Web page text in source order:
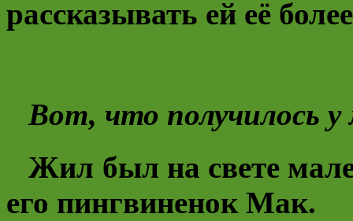
рассказывать ей её
Вот, что получилось у
Жил был на свете
его пингвиненок Мак.